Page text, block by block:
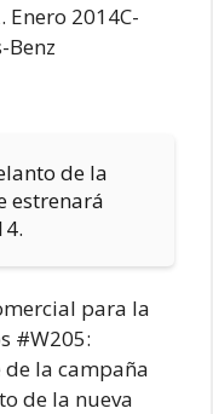
Enero 2014C-
Benz
de la
estrenará
para la
#W205:
de la campaña
de la nueva